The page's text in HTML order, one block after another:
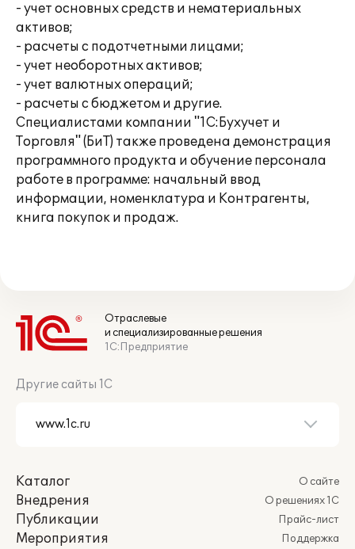
- учет основных средств и нематериальных
активов;
- расчеты с подотчетными лицами;
- учет необоротных активов;
- учет валютных операций;
- расчеты с бюджетом и другие.
Специалистами компании "1С:Бухучет и
Торговля" (БиТ) также проведена демонстрация
программного продукта и обучение персонала
работе в программе: начальный ввод
информации, номенклатура и Контрагенты,
книга покупок и продаж.
Отраслевые
и специализированные решения
1С:Предприятие
Другие сайты 1С
Каталог
Внедрения
Публикации
Мероприятия
О сайте
О решениях 1С
Прайс-лист
Поддержка